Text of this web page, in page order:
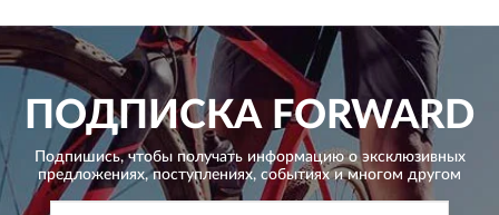
ПОДПИСКА FORWARD
Подпишись, чтобы получать информацию о эксклюзивных
предложениях,поступлениях, событиях и многом другом